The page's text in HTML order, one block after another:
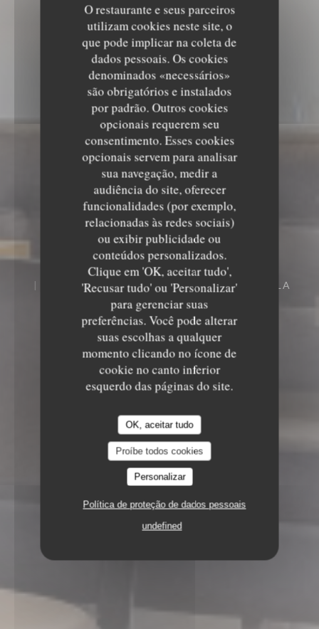
O restaurante e seus parceiros
utilizam cookies neste site, o
que pode implicar na coleta de
dados pessoais. Os cookies
denominados «necessários»
são obrigatórios e instalados
por padrão. Outros cookies
opcionais requerem seu
consentimento. Esses cookies
opcionais servem para analisar
sua navegação, medir a
audiência do site, oferecer
funcionalidades (por exemplo,
relacionadas às redes sociais)
ou exibir publicidade ou
conteúdos personalizados.
Clique em 'OK, aceitar tudo',
'Recusar tudo' ou 'Personalizar'
para gerenciar suas
preferências. Você pode alterar
suas escolhas a qualquer
momento clicando no ícone de
cookie no canto inferior
esquerdo das páginas do site.
OK, aceitar tudo
Proíbe todos cookies
Personalizar
Política de proteção de dados pessoais
undefined
Le Sale Gosse
7 RUE DU PRÉSIDENT DE GAULLE 85000 LA
ROCHE SUR YON
Le Sale Gosse